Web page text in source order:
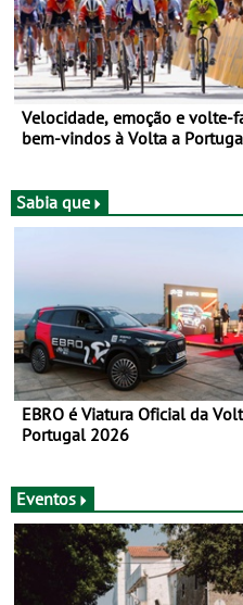
Velocidade, emoção e volte-
bem-vindos à Volta a
Sabia que
EBRO é Viatura Oficial da
Portugal 2026
Eventos